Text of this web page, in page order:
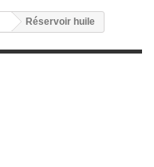
Réservoir huile